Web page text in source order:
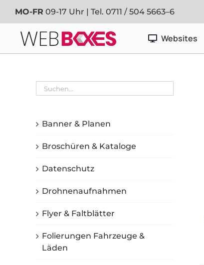
Inhalt
springen
MO-FR 09-17 Uhr | Tel. 0711 / 504 5663–6
Websites
Werbetechnik
Fahrzeugfolierung
Banner & Planen
Broschüren & Kataloge
Datenschutz
Drohnenaufnahmen
Flyer & Faltblätter
Folierungen Fahrzeuge &
Läden